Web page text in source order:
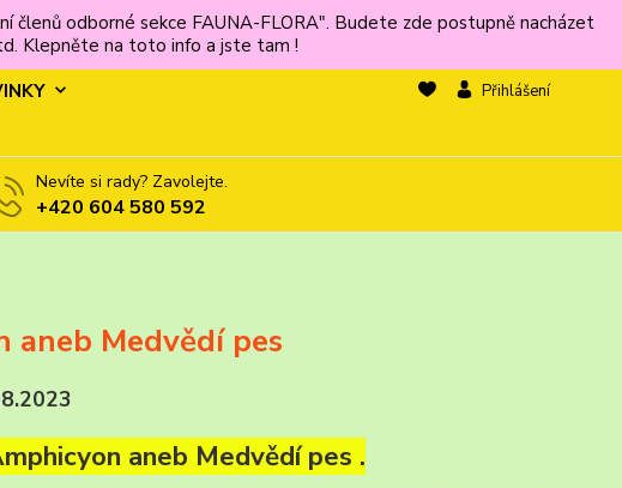
členů odborné sekce FAUNA-FLORA". Budete zde postupně nacházet
Klepněte na toto info a jste tam !
Přihlášení
Nevíte si rady? Zavolejte.
+420 604 580 592
aneb Medvědí pes
aneb Medvědí pes .